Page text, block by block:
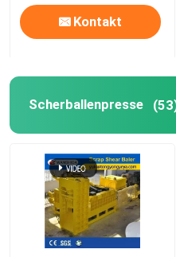
Kontakt
Scherballenpresse